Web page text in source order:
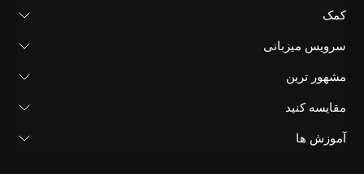
کمک
سرویس میزبانی
مشهور ترین
مقایسه کنید
آموزش ها